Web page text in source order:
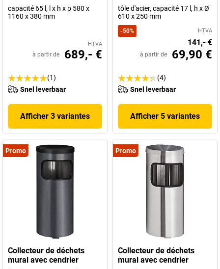
capacité 65 l, l x h x p 580 x
1160 x 380 mm
HTVA
à partir de 689,- €
(1)
Snel leverbaar
Afficher 3 variantes
tôle d'acier, capacité 17 l, h x Ø
610 x 250 mm
-50% HTVA
141,- €
à partir de 69,90 €
(4)
Snel leverbaar
Afficher 5 variantes
Promo
Collecteur de déchets
mural avec cendrier
Promo
Collecteur de déchets
mural avec cendrier